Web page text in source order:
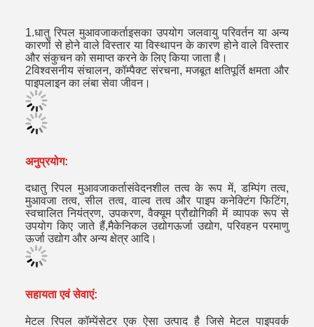
1.धातु रिपल मुआवजाकर्ताइसका उपयोग जलवायु परिवर्तन या अन्य
कारणों से होने वाले विस्तार या विस्थापन के कारण होने वाले विस्तार
और संकुचन को समाप्त करने के लिए किया जाता है।
2विश्वसनीय संचालन, कॉम्पैक्ट संरचना, मजबूत क्षतिपूर्ति क्षमता और
पाइपलाइन का लंबा सेवा जीवन।
अनुप्रयोग:
दधातु रिपल मुआवजाकर्तासंवेदनशील तत्व के रूप में, डम्पिंग तत्व,
मुआवजा तत्व, सील तत्व, वाल्व तत्व और पाइप कनेक्टिंग फिटिंग,
स्वचालित नियंत्रण, उपकरण, वैक्यूम प्रौद्योगिकी में व्यापक रूप से
उपयोग किए जाते हैं,मैकेनिकल उद्योगऊर्जा उद्योग, परिवहन परमाणु
ऊर्जा उद्योग और अन्य क्षेत्र आदि।
सहायता एवं सेवाएं:
मेटल रिपल कॉम्पेंसेटर एक ऐसा उत्पाद है जिसे मेटल पाइपवर्क